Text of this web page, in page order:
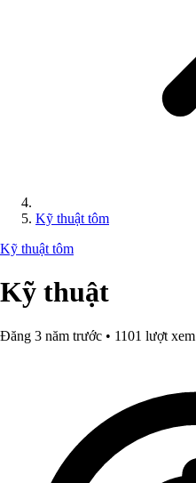
Kỹ thuật tôm
Kỹ thuật tôm
Kỹ thuật
Đăng 3 năm trước • 1101 lượt xem